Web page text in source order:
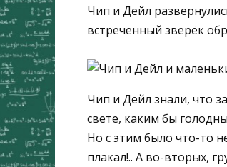
Чип и Дейл
встреченный зверёк
Чип и Дейл знали, что
свете, каким бы
Но с этим было что-то
плакал!.. А во-вторых,